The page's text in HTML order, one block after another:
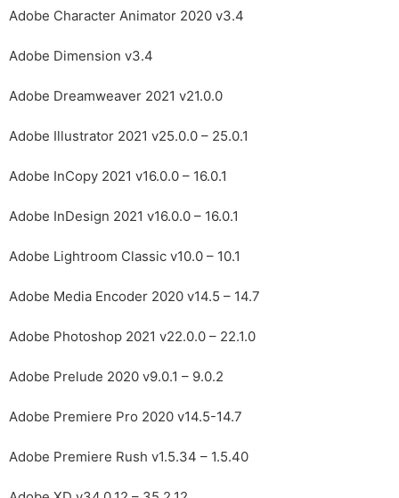
Adobe Character Animator 2020 v3.4
Adobe Dimension v3.4
Adobe Dreamweaver 2021 v21.0.0
Adobe Illustrator 2021 v25.0.0 – 25.0.1
Adobe InCopy 2021 v16.0.0 – 16.0.1
Adobe InDesign 2021 v16.0.0 – 16.0.1
Adobe Lightroom Classic v10.0 – 10.1
Adobe Media Encoder 2020 v14.5 – 14.7
Adobe Photoshop 2021 v22.0.0 – 22.1.0
Adobe Prelude 2020 v9.0.1 – 9.0.2
Adobe Premiere Pro 2020 v14.5-14.7
Adobe Premiere Rush v1.5.34 – 1.5.40